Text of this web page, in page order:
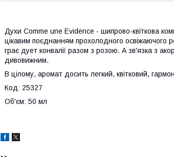
Духи Comme une Evidence - шипрово-квіткова
цікавим поєднанням прохолодного освіжаючого
грає дует конвалії разом з розою. А зв'язка з
дивовижним.
В цілому, аромат досить легкий, квітковий,
Код: 25327
Об'єм: 50 мл